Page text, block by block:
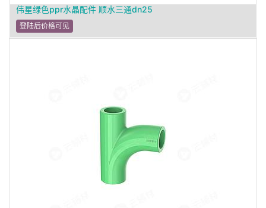
伟星绿色ppr水晶配件 顺水三通dn25
登陆后价格可见